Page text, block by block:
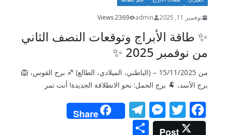
نوفمبر 11, 2025 admin
2369 Views
✨ طاقة الأبراج وتوقعات النصف الثاني
من نوفمبر 2025 ✨
من 15/11/2025 – (الباطني، الميلادي، الطالع) ♐️ برج القوس، 🦁
برج الأسد، 🐏 برج الحمل: نحو الانطلاقة الجديدة! أنت تمر
F
ac
T
w
M
e
T
el
Share
Post